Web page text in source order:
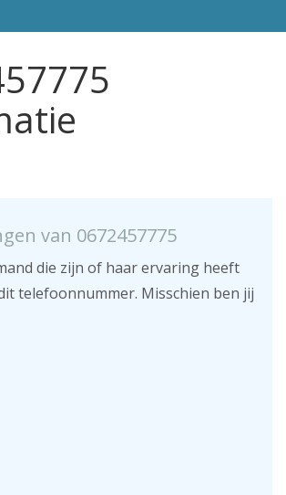
van 0672457775
die zijn of haar ervaring heeft
telefoonnummer. Misschien ben jij